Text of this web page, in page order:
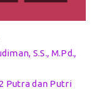
S.S., M.Pd.,
Putra dan Putri